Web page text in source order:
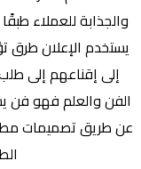
والجذابة للعملاء
يستخدم الإعلان طرق
إلى إقناعهم إلى
الفن والعلم فهو فن
عن طريق تصميمات